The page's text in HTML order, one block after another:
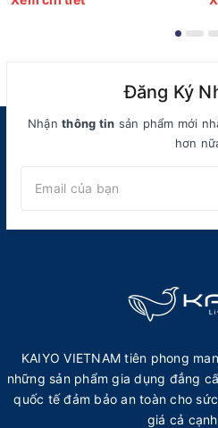
Đăng Ký
Nhậnthông tin sản phẩm mới
hơn
KAIYO VIETNAM tiên phong
những sản phẩm gia dụng đẳng
quốc tế đảm bảo an toàn cho
giá cả